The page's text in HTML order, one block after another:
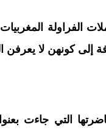
الفراولة
إلى كونهن لا يعرفن
التي جاءت